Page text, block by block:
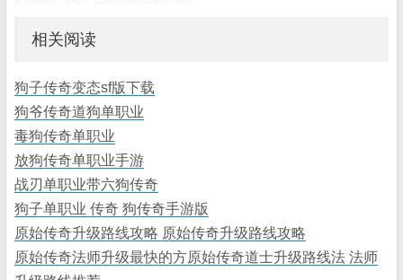
相关阅读
狗子传奇变态sf版下载
狗爷传奇道狗单职业
毒狗传奇单职业
放狗传奇单职业手游
战刃单职业带六狗传奇
狗子单职业 传奇 狗传奇手游版
原始传奇升级路线攻略 原始传奇升级路线攻略
原始传奇法师升级最快的方原始传奇道士升级路线法 法师